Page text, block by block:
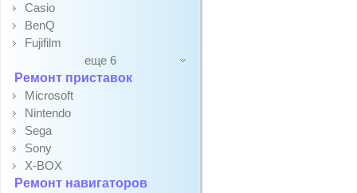
Casio
BenQ
Fujifilm
еще 6
Ремонт приставок
Microsoft
Nintendo
Sega
Sony
X-BOX
Ремонт навигаторов